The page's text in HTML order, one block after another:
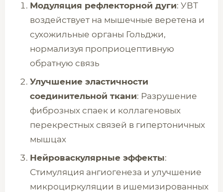
Модуляция рефлекторной дуги: УВТ
воздействует на мышечные веретена и
сухожильные органы Гольджи,
нормализуя проприоцептивную
обратную связь
Улучшение эластичности
соединительной ткани: Разрушение
фиброзных спаек и коллагеновых
перекрестных связей в гипертоничных
мышцах
Нейроваскулярные эффекты:
Стимуляция ангиогенеза и улучшение
микроциркуляции в ишемизированных